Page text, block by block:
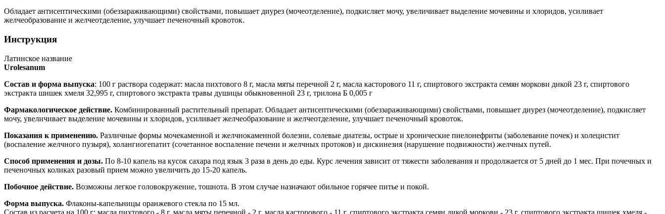
Обладает антисептическими (обеззараживающими) свойствами, повышает диурез (мочеотделение), подкисляет мочу, увеличивает выделение мочевины и хлоридов, усиливает
желчеобразование и желчеотделение, улучшает печеночный кровоток.
Инструкция
Латинское название
Urolesanum
Состав и форма выпуска: 100 г раствора содержат: масла пихтового 8 г, масла мяты перечной 2 г, масла касторового 11 г, спиртового экстракта семян моркови дикой 23 г, спиртового
экстракта шишек хмеля 32,995 г, спиртового экстракта травы душицы обыкновенной 23 г, трилона Б 0,005 г
Фармакологическое действие. Комбинированный растительный препарат. Обладает антисептическими (обеззараживающими) свойствами, повышает диурез (мочеотделение), подкисляет
мочу, увеличивает выделение мочевины и хлоридов, усиливает желчеобразование и желчеотделение, улучшает печеночный кровоток.
Показания к применению. Различные формы мочекаменной и желчнокаменной болезни, солевые диатезы, острые и хронические пиелонефриты (заболевание почек) и холецистит
(воспаление желчного пузыря), холангиогепатит (сочетанное воспаление печени и желчных протоков) и дискинезия (нарушение подвижности) желчных путей.
Способ применения и дозы. По 8-10 капель на кусок сахара под язык 3 раза в день до еды. Курс лечения зависит от тяжести заболевания и продолжается от 5 дней до 1 мес. При почечных и
печеночных коликах разовый прием можно увеличить до 15-20 капель.
Побочное действие. Возможны легкое головокружение, тошнота. В этом случае назначают обильное горячее питье и покой.
Форма выпуска. Флаконы-капельницы оранжевого стекла по 15 мл.
Состав из расчета на 100 г: масла пихтового - 8 г, масла мяты перечной - 2 г, масла касторового - 11 г, спиртового экстракта семян дикой моркови - 23 г, спиртового экстракта шишек хмеля -